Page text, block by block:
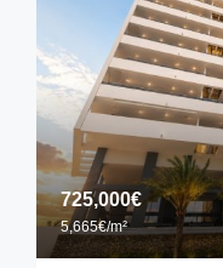
725,000€
5,665€/m²